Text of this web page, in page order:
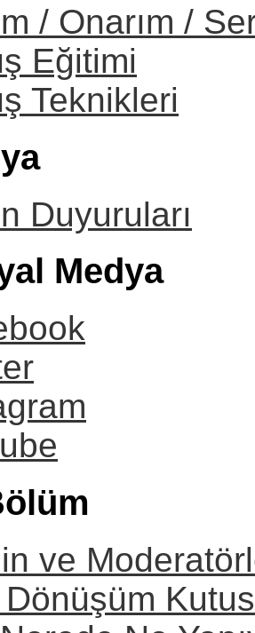
/ Onarım /
Eğitimi
Teknikleri
Duyuruları
Medya
ve